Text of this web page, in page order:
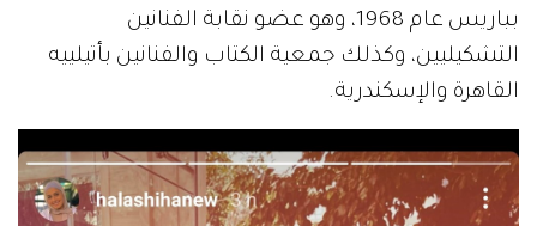
بباريس عام 1968، وهو عضو نقابة الفنانين
التشكيليين، وكذلك جمعية الكتاب والفنانين بأتيلييه
القاهرة والإسكندرية.